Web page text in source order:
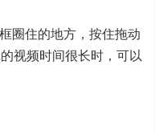
住的地方，按住拖动
视频时间很长时，可以